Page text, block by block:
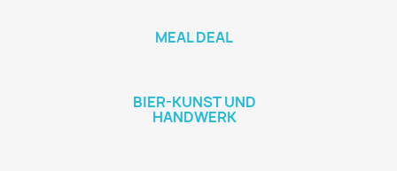
MEAL DEAL
BIER-KUNST UND
HANDWERK